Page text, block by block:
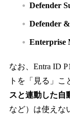
Defender
Defender
Enterprise
なお、Entra ID
トを「見る」こ
スと連動した自
など）は使えな